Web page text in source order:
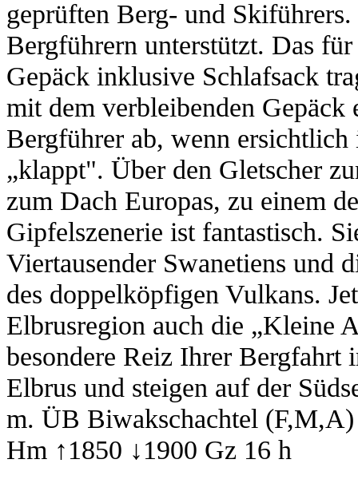
geprüften Berg- und
Bergführern unterstützt. Das
Gepäck inklusive Schlafsack
mit dem verbleibenden Gepäck
Bergführer ab, wenn ersichtlich
„klappt". Über den Gletscher
zum Dach Europas, zu einem
Gipfelszenerie ist fantastisch.
Viertausender Swanetiens und
des doppelköpfigen Vulkans.
Elbrusregion auch die „Kleine
besondere Reiz Ihrer Bergfahrt
Elbrus und steigen auf der
m. ÜB Biwakschachtel (F,M,A)
Hm ↑1850 ↓1900 Gz 16 h